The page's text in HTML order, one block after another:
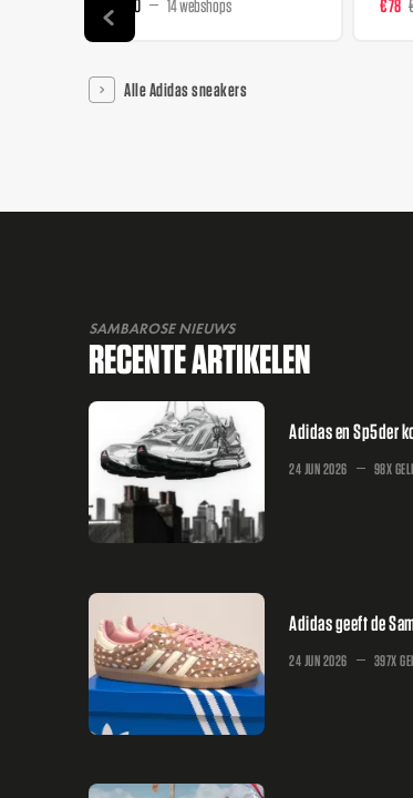
€ 120 14 webshops € 78
Alle Adidas sneakers
SAMBAROSE NIEUWS
RECENTE ARTIKELEN
Adidas en Sp5der
24 JUN 2026 98X
Adidas geeft de
24 JUN 2026 397X